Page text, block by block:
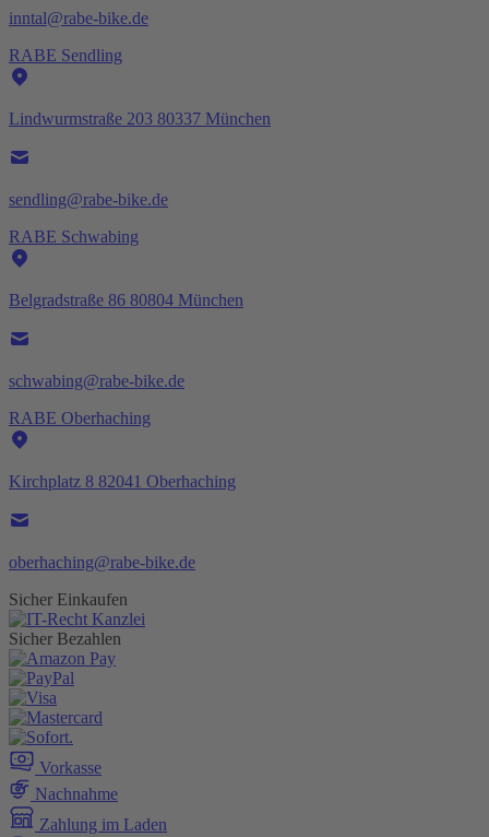
inntal@rabe-bike.de
RABE Sendling
Lindwurmstraße 203 80337 München
sendling@rabe-bike.de
RABE Schwabing
Belgradstraße 86 80804 München
schwabing@rabe-bike.de
RABE Oberhaching
Kirchplatz 8 82041 Oberhaching
oberhaching@rabe-bike.de
Sicher Einkaufen
Sicher Bezahlen
Vorkasse
Nachnahme
Zahlung im Laden